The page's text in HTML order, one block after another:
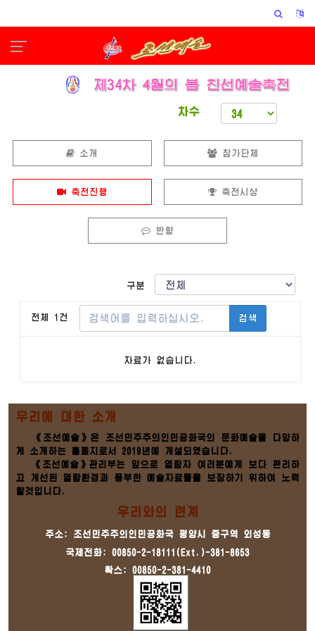
차수
소개 참가단체
축전진행 축전시상
반향
구분
전체 1건 검색
자료가 없습니다.
우리에 대한 소개
《조선예술》은 조선민주주의인민공화국의 문화예술을 다양하
게 소개하는 홈페지로서 2019년에 개설되였습니다.
《조선예술》관리부는 앞으로 열람자 여러분에게 보다 편리하
고 개선된 열람환경과 풍부한 예술자료들을 보장하기 위하여 노력
할것입니다.
우리와의 련계
주소: 조선민주주의인민공화국 평양시 중구역 외성동
국제전화: 00850-2-18111(Ext.)-381-8653
확스: 00850-2-381-4410